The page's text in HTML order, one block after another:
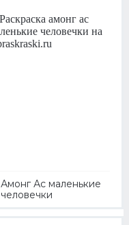
Амонг Ас маленькие
человечки